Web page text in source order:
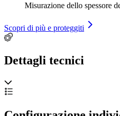
Misurazione dello spessore
Scopri di più e proteggiti
Dettagli tecnici